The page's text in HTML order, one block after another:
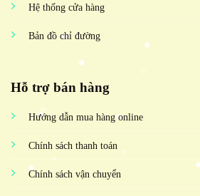
Hệ thống cửa hàng
Bản đồ chỉ đường
Hỗ trợ bán hàng
Hướng dẫn mua hàng online
Chính sách thanh toán
Chính sách vận chuyển